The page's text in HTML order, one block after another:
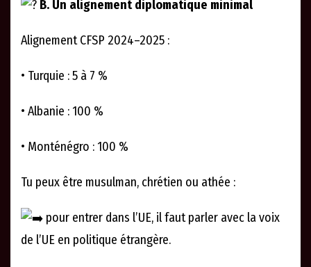
B. Un alignement diplomatique minimal
Alignement CFSP 2024–2025 :
• Turquie : 5 à 7 %
• Albanie : 100 %
• Monténégro : 100 %
Tu peux être musulman, chrétien ou athée :
pour entrer dans l’UE, il faut parler avec la voix
de l’UE en politique étrangère.